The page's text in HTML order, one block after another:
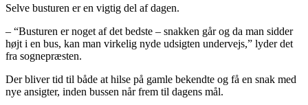
Selve busturen er en vigtig del af dagen.
– “Busturen er noget af det bedste – snakken går og da man sidder
højt i en bus, kan man virkelig nyde udsigten undervejs,” lyder det
fra sognepræsten.
Der bliver tid til både at hilse på gamle bekendte og få en snak med
nye ansigter, inden bussen når frem til dagens mål.